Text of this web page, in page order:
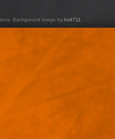
Background image by bs4711